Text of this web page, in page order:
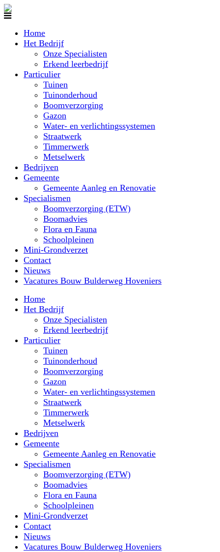
Home
Het Bedrijf
Onze Specialisten
Erkend leerbedrijf
Particulier
Tuinen
Tuinonderhoud
Boomverzorging
Gazon
Water- en verlichtingssystemen
Straatwerk
Timmerwerk
Metselwerk
Bedrijven
Gemeente
Gemeente Aanleg en Renovatie
Specialismen
Boomverzorging (ETW)
Boomadvies
Flora en Fauna
Schoolpleinen
Mini-Grondverzet
Contact
Nieuws
Vacatures Bouw Bulderweg Hoveniers
Home
Het Bedrijf
Onze Specialisten
Erkend leerbedrijf
Particulier
Tuinen
Tuinonderhoud
Boomverzorging
Gazon
Water- en verlichtingssystemen
Straatwerk
Timmerwerk
Metselwerk
Bedrijven
Gemeente
Gemeente Aanleg en Renovatie
Specialismen
Boomverzorging (ETW)
Boomadvies
Flora en Fauna
Schoolpleinen
Mini-Grondverzet
Contact
Nieuws
Vacatures Bouw Bulderweg Hoveniers